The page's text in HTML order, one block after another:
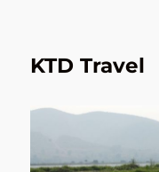
KTD Travel